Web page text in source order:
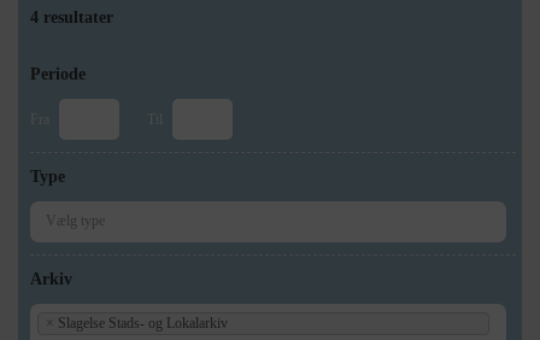
4 resultater
Periode
Fra Til
Type
Arkiv
× Slagelse Stads- og Lokalarkiv